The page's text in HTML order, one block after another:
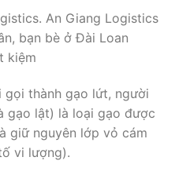
An Giang Logistics
bạn bè ở Đài Loan
kiệm
gọi thành gạo lứt, người
gạo lật) là loại gạo được
giữ nguyên lớp vỏ cám
vi lượng).